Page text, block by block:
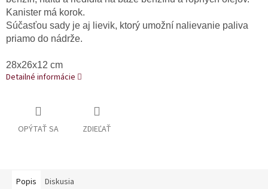
Kanister má korok.
Súčasťou sady je aj lievik, ktorý umožní nalievanie paliva
priamo do nádrže.
28x26x12 cm
Detailné informácie
OPÝTAŤ SA ZDIEĽAŤ
Popis Diskusia